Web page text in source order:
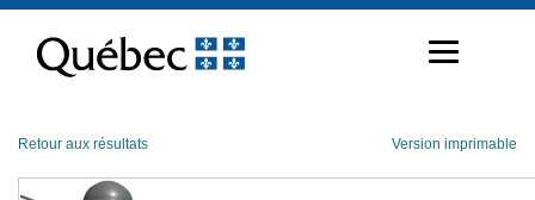
contenu
Retour aux résultats Version imprimable